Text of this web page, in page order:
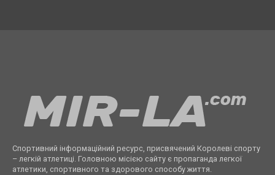
Спортивний інформаційний ресурс, присвячений Королеві спорту
– легкій атлетиці. Головною місією сайту є пропаганда легкої
атлетики, спортивного та здорового способу життя.